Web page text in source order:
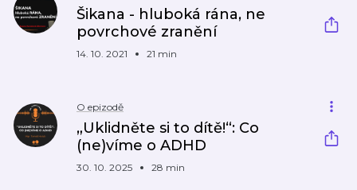
Šikana - hluboká rána, ne
povrchové zranění
14. 10. 2021 21 min
O epizodě
„Uklidněte si to dítě!“: Co
(ne)víme o ADHD
30. 10. 2025 28 min